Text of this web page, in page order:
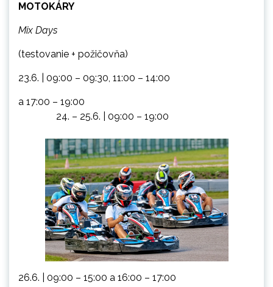
MOTOKÁRY
Mix Days
(testovanie + požičovňa)
23.6. | 09:00 – 09:30, 11:00 – 14:00
a 17:00 – 19:00
– 25.6. | 09:00 – 19:00
26.6. | 09:00 – 15:00 a 16:00 – 17:00